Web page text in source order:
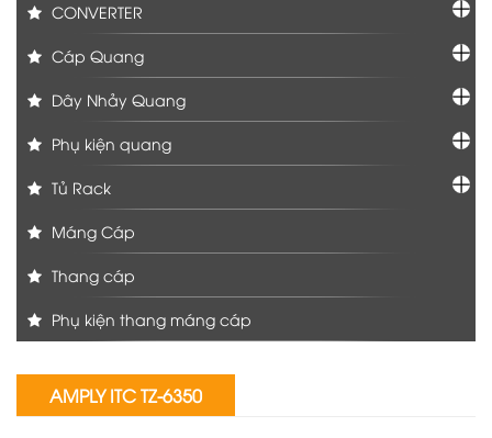
CONVERTER
Cáp Quang
Dây Nhảy Quang
Phụ kiện quang
Tủ Rack
Máng Cáp
Thang cáp
Phụ kiện thang máng cáp
AMPLY ITC TZ-6350